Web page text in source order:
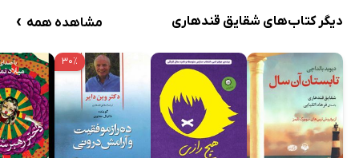
دیگر کتاب‌های شقایق قندهاری مشاهده همه ›
۳۰٪